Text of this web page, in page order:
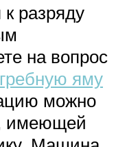
разряду
на вопрос
яму
можно
имеющей